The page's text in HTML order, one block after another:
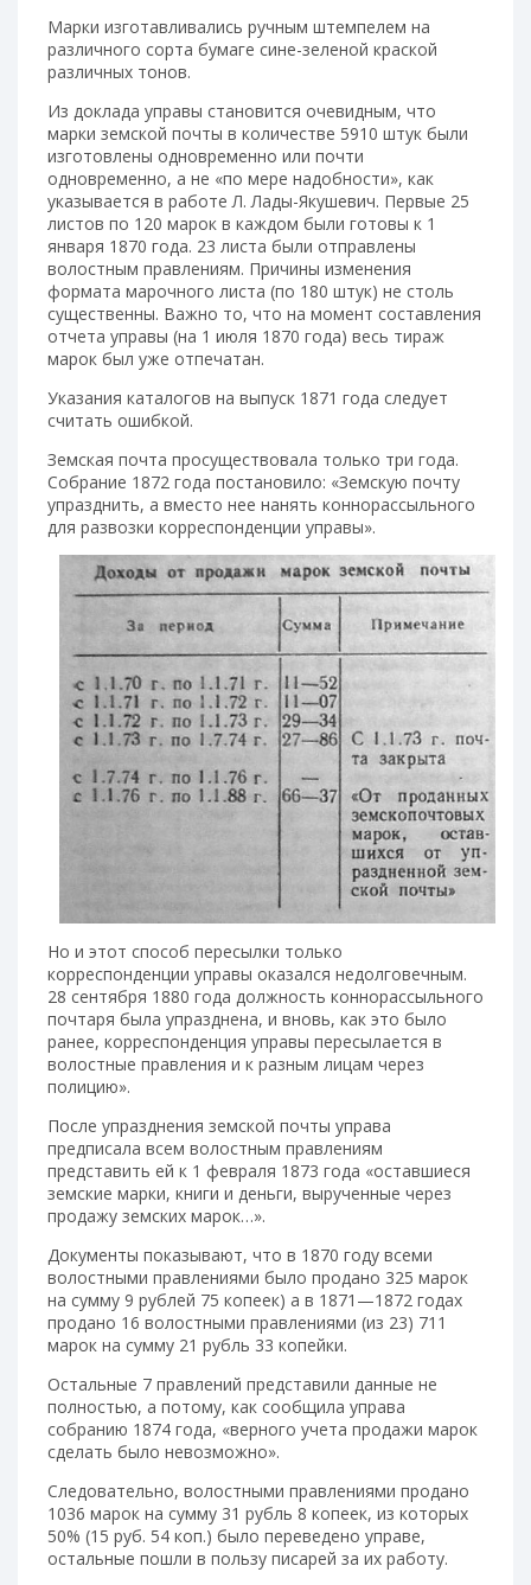
Марки изготавливались ручным штемпелем на
различного сорта бумаге сине-зеленой краской
различных тонов.
Из доклада управы становится очевидным, что
марки земской почты в количестве 5910 штук были
изготовлены одновременно или почти
одновременно, а не «по мере надобности», как
указывается в работе Л. Лады-Якушевич. Первые 25
листов по 120 марок в каждом были готовы к 1
января 1870 года. 23 листа были отправлены
волостным правлениям. Причины изменения
формата марочного листа (по 180 штук) не столь
существенны. Важно то, что на момент составления
отчета управы (на 1 июля 1870 года) весь тираж
марок был уже отпечатан.
Указания каталогов на выпуск 1871 года следует
считать ошибкой.
Земская почта просуществовала только три года.
Собрание 1872 года постановило: «Земскую почту
упразднить, а вместо нее нанять коннорассыльного
для развозки корреспонденции управы».
Но и этот способ пересылки только
корреспонденции управы оказался недолговечным.
28 сентября 1880 года должность коннорассыльного
почтаря была упразднена, и вновь, как это было
ранее, корреспонденция управы пересылается в
волостные правления и к разным лицам через
полицию».
После упразднения земской почты управа
предписала всем волостным правлениям
представить ей к 1 февраля 1873 года «оставшиеся
земские марки, книги и деньги, вырученные через
продажу земских марок…».
Документы показывают, что в 1870 году всеми
волостными правлениями было продано 325 марок
на сумму 9 рублей 75 копеек) а в 1871—1872 годах
продано 16 волостными правлениями (из 23) 711
марок на сумму 21 рубль 33 копейки.
Остальные 7 правлений представили данные не
полностью, а потому, как сообщила управа
собранию 1874 года, «верного учета продажи марок
сделать было невозможно».
Следовательно, волостными правлениями продано
1036 марок на сумму 31 рубль 8 копеек, из которых
50% (15 руб. 54 коп.) было переведено управе,
остальные пошли в пользу писарей за их работу.